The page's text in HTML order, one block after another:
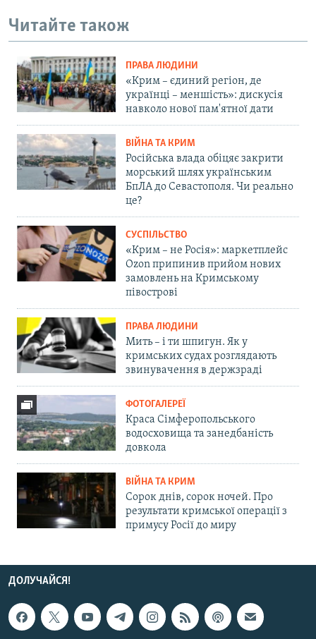
Читайте також
ПРАВА ЛЮДИНИ
«Крим – єдиний регіон, де
українці – меншість»: дискусія
навколо нової пам'ятної дати
ВІЙНА ТА КРИМ
Російська влада обіцяє закрити
морський шлях українським
БпЛА до Севастополя. Чи реально
це?
СУСПІЛЬСТВО
«Крим – не Росія»: маркетплейс
Ozon припинив прийом нових
замовлень на Кримському
півострові
ПРАВА ЛЮДИНИ
Мить – і ти шпигун. Як у
кримських судах розглядають
звинувачення в держзраді
ФОТОГАЛЕРЕЇ
Краса Сімферопольського
водосховища та занедбаність
довкола
ВІЙНА ТА КРИМ
Сорок днів, сорок ночей. Про
результати кримської операції з
примусу Росії до миру
ДОЛУЧАЙСЯ!